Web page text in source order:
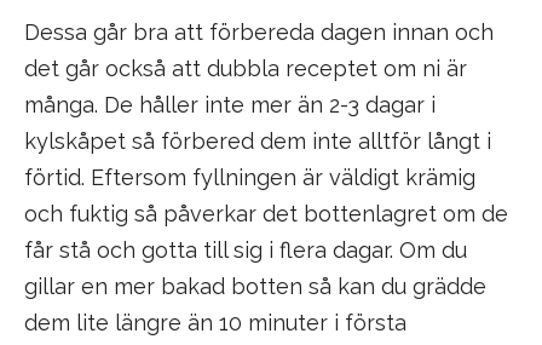
Dessa går bra att förbereda dagen innan och
det går också att dubbla receptet om ni är
många. De håller inte mer än 2-3 dagar i
kylskåpet så förbered dem inte alltför långt i
förtid. Eftersom fyllningen är väldigt krämig
och fuktig så påverkar det bottenlagret om de
får stå och gotta till sig i flera dagar. Om du
gillar en mer bakad botten så kan du grädde
dem lite längre än 10 minuter i första